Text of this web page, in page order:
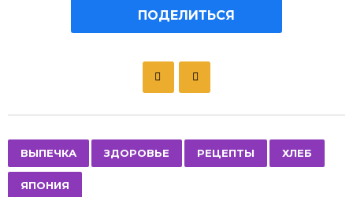
ПОДЕЛИТЬСЯ
a
g
ВЫПЕЧКА ЗДОРОВЬЕ РЕЦЕПТЫ ХЛЕБ
ЯПОНИЯ